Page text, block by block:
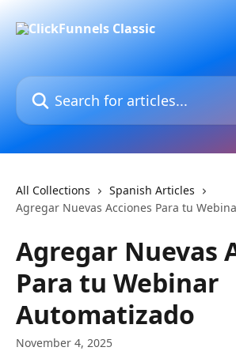
Search for articles...
All Collections
Spanish Articles
Agregar Nuevas Acciones Para tu
Agregar Nuevas
Para tu Webinar
Automatizado
November 4, 2025